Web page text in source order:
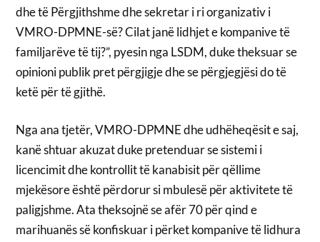
dhe të Përgjithshme dhe sekretar i ri organizativ i
VMRO-DPMNE-së? Cilat janë lidhjet e kompanive të
familjarëve të tij?”, pyesin nga LSDM, duke theksuar se
opinioni publik pret përgjigje dhe se përgjegjësi do të
ketë për të gjithë.
Nga ana tjetër, VMRO-DPMNE dhe udhëheqësit e saj,
kanë shtuar akuzat duke pretenduar se sistemi i
licencimit dhe kontrollit të kanabisit për qëllime
mjekësore është përdorur si mbulesë për aktivitete të
paligjshme. Ata theksojnë se afër 70 për qind e
marihuanës së konfiskuar i përket kompanive të lidhura